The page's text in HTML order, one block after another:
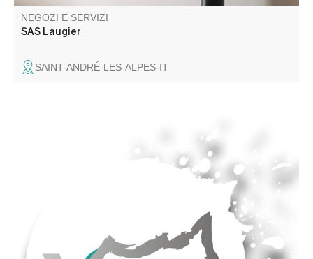
NEGOZI E SERVIZI
SAS Laugier
SAINT-ANDRÉ-LES-ALPES-IT